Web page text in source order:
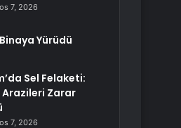
7, 2026
Yürüdü
Sel Felaketi:
Arazileri Zarar
7, 2026